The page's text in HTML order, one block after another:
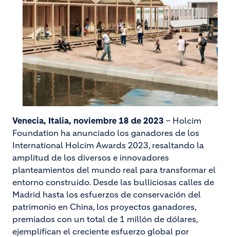
Venecia, Italia, noviembre 18 de 2023 – Holcim
Foundation ha anunciado los ganadores de los
International Holcim Awards 2023, resaltando la
amplitud de los diversos e innovadores
planteamientos del mundo real para transformar el
entorno construido. Desde las bulliciosas calles de
Madrid hasta los esfuerzos de conservación del
patrimonio en China, los proyectos ganadores,
premiados con un total de 1 millón de dólares,
ejemplifican el creciente esfuerzo global por